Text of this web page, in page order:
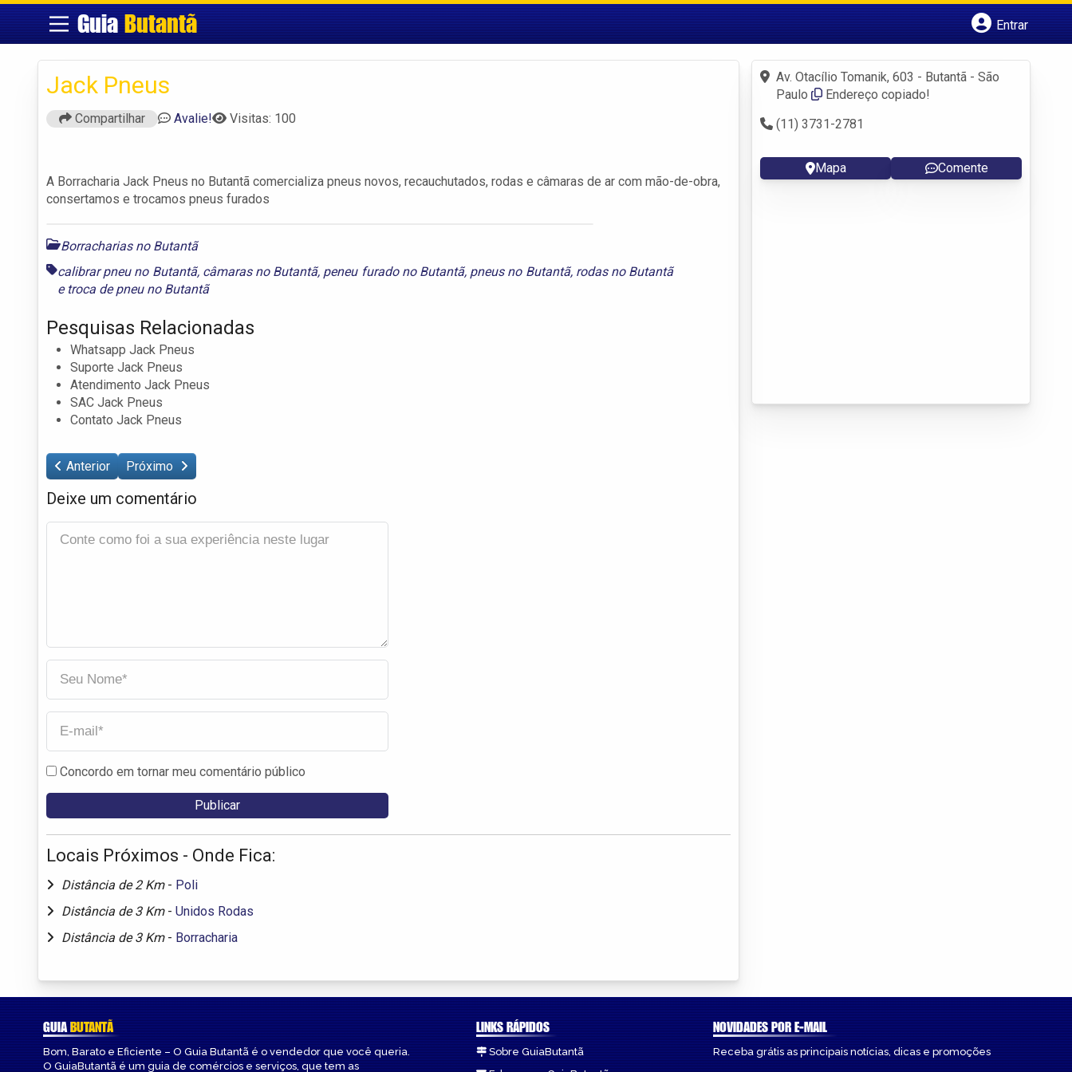
GuiaButantã
Entrar
Fazer login
Criar conta
Jack Pneus
Compartilhar Avalie! Visitas: 100
A Borracharia Jack Pneus no Butantã comercializa pneus novos, recauchutados, rodas e câmaras de ar com mão-de-obra,
consertamos e trocamos pneus furados
Borracharias no Butantã
calibrar pneu no Butantã, câmaras no Butantã, peneu furado no Butantã, pneus no Butantã, rodas no Butantã
e troca de pneu no Butantã
Pesquisas Relacionadas
Whatsapp Jack Pneus
Suporte Jack Pneus
Atendimento Jack Pneus
SAC Jack Pneus
Contato Jack Pneus
Anterior Próximo
Deixe um comentário
Concordo em tornar meu comentário público
Locais Próximos - Onde Fica:
Distância de 2 Km - Poli
Distância de 3 Km - Unidos Rodas
Distância de 3 Km - Borracharia
Av. Otacílio Tomanik, 603 - Butantã - São
Paulo
Endereço copiado!
(11) 3731-2781
Mapa Comente
GUIABUTANTÃ
Bom, Barato e Eficiente – O Guia Butantã é o vendedor que você queria.
O GuiaButantã é um guia de comércios e serviços, que tem as
LINKS RÁPIDOS
Sobre GuiaButantã
NOVIDADES POR E-MAIL
Receba grátis as principais notícias, dicas e promoções